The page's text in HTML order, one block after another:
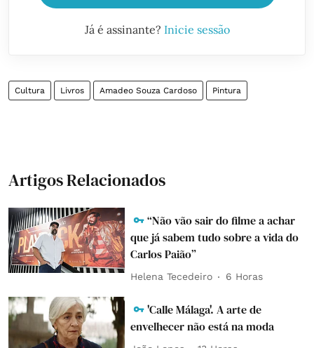
Já é assinante? Inicie sessão
Cultura Livros Amadeo Souza Cardoso Pintura
Artigos Relacionados
“Não vão sair do filme a achar
que já sabem tudo sobre a vida do
Carlos Paião”
Helena Tecedeiro 6 Horas
'Calle Málaga'. A arte de
envelhecer não está na moda